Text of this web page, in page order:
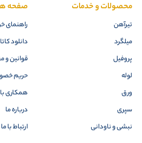
محصولات و خدمات
تیرآهن
میلگرد
پروفیل
لوله
ورق
سپری
نبشی و ناودانی
صفحه
راهنمای
دانلود
قوانین و
حریم
همکاری
درباره ما
ارتباط با ما